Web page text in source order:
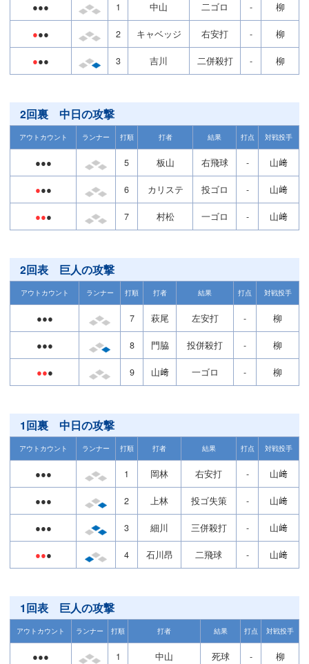
●●● 1 中山 二ゴロ - 柳
●●● 2 キャベッジ 右安打 - 柳
●●● 3 吉川 二併殺打 - 柳
2回裏 中日の攻撃
アウトカウント ランナー 打順 打者 結果 打点 対戦投手
●●● 5 板山 右飛球 - 山﨑
●●● 6 カリステ 投ゴロ - 山﨑
●●● 7 村松 一ゴロ - 山﨑
2回表 巨人の攻撃
アウトカウント ランナー 打順 打者 結果 打点 対戦投手
●●● 7 萩尾 左安打 - 柳
●●● 8 門脇 投併殺打 - 柳
●●● 9 山﨑 一ゴロ - 柳
1回裏 中日の攻撃
アウトカウント ランナー 打順 打者 結果 打点 対戦投手
●●● 1 岡林 右安打 - 山﨑
●●● 2 上林 投ゴ失策 - 山﨑
●●● 3 細川 三併殺打 - 山﨑
●●● 4 石川昂 二飛球 - 山﨑
1回表 巨人の攻撃
アウトカウント ランナー 打順 打者 結果 打点 対戦投手
●●● 1 中山 死球 - 柳